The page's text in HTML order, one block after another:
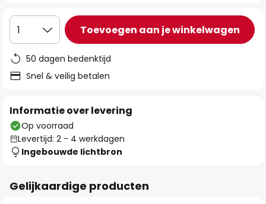
1 Toevoegen aan je winkelwagen
50 dagen bedenktijd
Snel & veilig betalen
Informatie over levering
Op voorraad
Levertijd: 2 - 4 werkdagen
Ingebouwde lichtbron
Gelijkaardige producten